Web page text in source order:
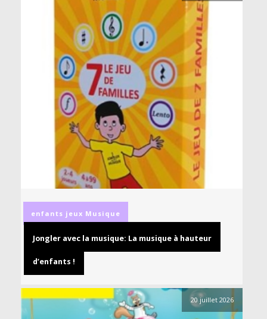
enfants jeux Musique
Jongler avec la musique: La musique à hauteur
d’enfants !
20 juillet 2026